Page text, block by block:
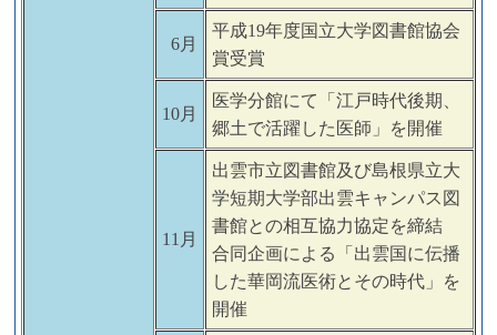
6月
平成19年度国立大学図書館協会
賞受賞
10月
医学分館にて「江戸時代後期、
郷土で活躍した医師」を開催
11月
出雲市立図書館及び島根県立大
学短期大学部出雲キャンパス図
書館との相互協力協定を締結
合同企画による「出雲国に伝播
した華岡流医術とその時代」を
開催